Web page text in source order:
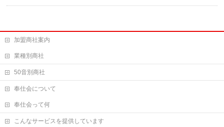
加盟商社案内
業種別商社
50音別商社
奉仕会について
奉仕会って何
こんなサービスを提供しています